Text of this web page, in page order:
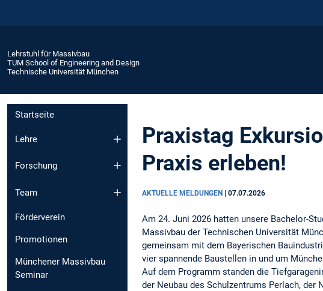
Lehrstuhl für Massivbau
TUM School of Engineering and Design
Technische Universität München
Startseite
Lehre
Forschung
Team
Förderverein
Promotionen
Münchener Massivbau
Seminar
Praxistag
Praxis erleben!
AKTUELLE MELDUNGEN | 07.07.2026
Am 24. Juni 2026 hatten unsere Bachelor-
Massivbau der Technischen Universität
gemeinsam mit dem Bayerischen
vier spannende Baustellen in und um
Auf dem Programm standen die
der Neubau des Schulzentrums Perlach, der